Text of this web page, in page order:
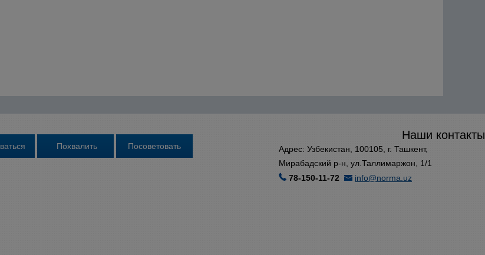
Наши контакты
Адрес: Узбекистан, 100105, г. Ташкент,
Мирабадский р-н, ул.Таллимаржон, 1/1
78-150-11-72
info@norma.uz